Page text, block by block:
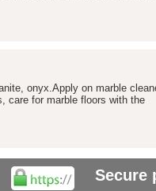
onyx.Apply on marble
care for marble floors with the
Secure